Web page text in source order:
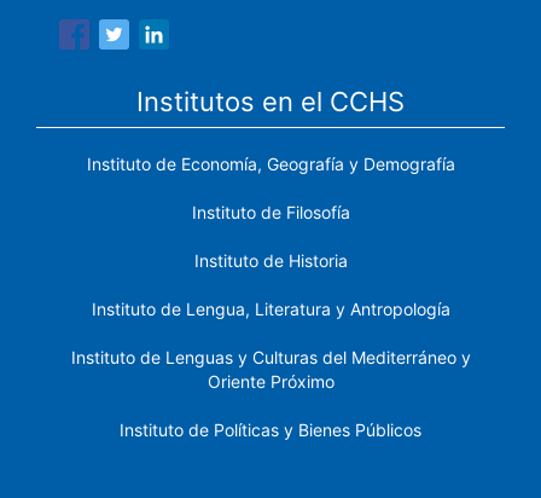
Institutos en el CCHS
Instituto de Economía, Geografía y Demografía
Instituto de Filosofía
Instituto de Historia
Instituto de Lengua, Literatura y Antropología
Instituto de Lenguas y Culturas del Mediterráneo y
Oriente Próximo
Instituto de Políticas y Bienes Públicos